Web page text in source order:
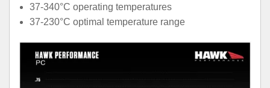
37-340°C operating temperatures
37-230°C optimal temperature range